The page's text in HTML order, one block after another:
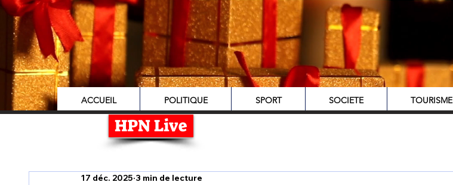
ACCUEIL POLITIQUE SPORT SOCIETE TOURISME
HPN Live
17 déc. 2025 3 min de lecture